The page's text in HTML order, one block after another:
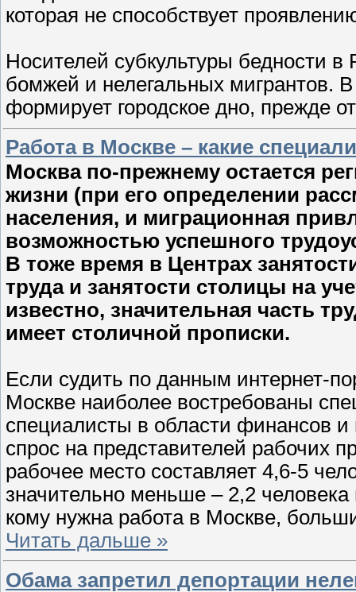
которая не способствует
Носителей субкультуры бедности
бомжей и нелегальных мигрантов. В
формирует городское дно, прежде
Работа в Москве – какие
Москва по-прежнему остается
жизни (при его определении
населения, и миграционная
возможностью успешного
В тоже время в Центрах
труда и занятости столицы на
известно, значительная часть
имеет столичной прописки.
Если судить по данным интернет-
Москве наиболее востребованы
специалисты в области финансов
спрос на представителей рабочих
рабочее место составляет 4,6-5
значительно меньше – 2,2
кому нужна работа в Москве,
Читать дальше »
Обама запретил депортации